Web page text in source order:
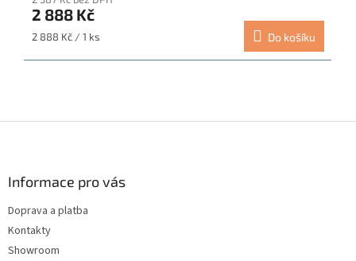
2 888 Kč
Měrná
2 888 Kč / 1 ks Do košíku
Informace pro vás
Doprava a platba
Kontakty
Showroom